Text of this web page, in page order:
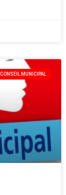
CONSEIL MUNICIPAL